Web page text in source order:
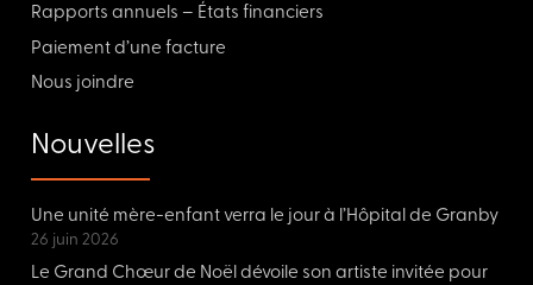
Rapports annuels – États financiers
Paiement d’une facture
Nous joindre
Nouvelles
Une unité mère-enfant verra le jour à l’Hôpital de Granby
26 juin 2026
Le Grand Chœur de Noël dévoile son artiste invitée pour